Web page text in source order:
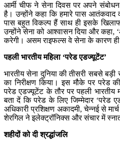
आर्मी चीफ ने सेना दिवस पर अपने संबोधन
है। उन्‍होंने कहा कि हमारे पास आतंकवाद
पास बहुत विकल्प हैं साथ ही इसके खिलाफ
उन्‍होंने सेना को आश्‍वासन दिया और
करेगी। असम राइफल्‍स वे सेना के कारण ही
पहली भारतीय महिला ‘परेड एडज्‍यूटेंट’
भारतीय सेना दुनिया की तीसरी सबसे
का निरीक्षण किया। इस मौके पर परेड
परेड एडज्‍यूटेंट के तौर पर पहली भारतीय
बता दें कि परेड के लिए जिम्‍मेदार ‘परेड
अधिकारी प्रशिक्षण अकादमी, चेन्नई से
शेरगिल ने इलेक्ट्रॉनिक्स और संचार में
शहीदों को दी श्रद्धांजलि